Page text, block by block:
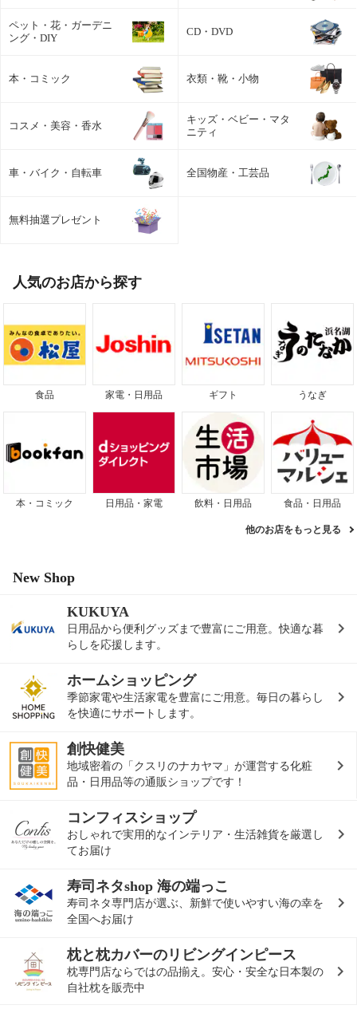
ペット・花・ガーデニ
ング・DIY
CD・DVD
本・コミック 衣類・靴・小物
コスメ・美容・香水
キッズ・ベビー・マタ
ニティ
車・バイク・自転車 全国物産・工芸品
無料抽選プレゼント
人気のお店から探す
食品 家電・日用品 ギフト うなぎ
本・コミック 日用品・家電 飲料・日用品 食品・日用品
他のお店をもっと見る
New Shop
KUKUYA
日用品から便利グッズまで豊富にご用意。快適な暮
らしを応援します。
ホームショッピング
季節家電や生活家電を豊富にご用意。毎日の暮らし
を快適にサポートします。
創快健美
地域密着の「クスリのナカヤマ」が運営する化粧
品・日用品等の通販ショップです！
コンフィスショップ
おしゃれで実用的なインテリア・生活雑貨を厳選し
てお届け
寿司ネタshop 海の端っこ
寿司ネタ専門店が選ぶ、新鮮で使いやすい海の幸を
全国へお届け
枕と枕カバーのリビングインピース
枕専門店ならではの品揃え。安心・安全な日本製の
自社枕を販売中